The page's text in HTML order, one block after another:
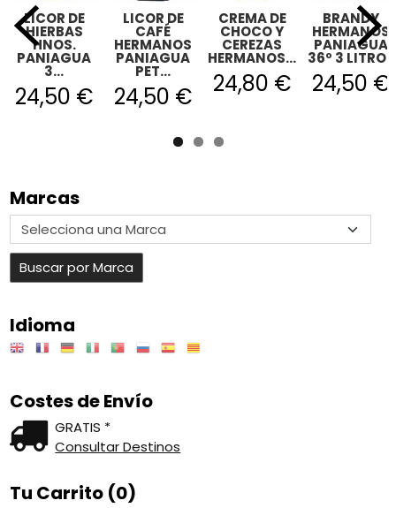
Marcas
Idioma
Costes de Envío
GRATIS *
Consultar Destinos
Tu Carrito (0)
LICOR DE
HIERBAS
HNOS.
PANIAGUA
3...
24,50 €
LICOR DE
CAFÉ
HERMANOS
PANIAGUA
PET...
24,50 €
CREMA DE
CHOCO Y
CEREZAS
HERMANOS...
24,80 €
BRANDY
HERMANOS
PANIAGUA
36º 3 LITROS
24,50 €